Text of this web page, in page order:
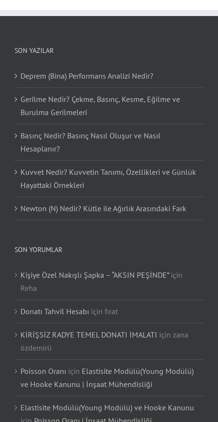
SON YAZILAR
Deprem (Bina) Performans Analizi Nedir?
Gerilme Nedir? Çekme, Basınç, Kesme, Eğilme ve
Burulma Gerilmeleri
Basınç Nedir? Basınç Nasıl Oluşur ve Nasıl
Hesaplanır?
Kuvvet Nedir? Kuvvetin Tanımı, Özellikleri ve Günlük
Hayattaki Örnekleri
Newton (N) Nedir? Kütle ile Ağırlık Arasındaki Fark
SON YORUMLAR
Kişiye Özel Nakışlı Şapka – “AKSIN PEŞİNDE”için
Reha
Donatı Tahvil Hesabı için fırat
KİRİŞSİZ RADYE TEMEL DONATI İMALATI için zana
özdemirli
Poisson Oranı için Elastisite Modülü(Young Modülü)
ve Hooke Kanunu | İnşaat Mühendisliği
Elastisite Modülü(Young Modülü) ve Hooke Kanunu